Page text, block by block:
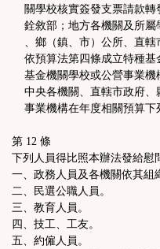
關學校核實簽發支票請款轉
銓敘部；地方各機關及所屬
、鄉（鎮、市）公所、直轄
依預算法第四條成立特種基
基金機關學校或公營事業機
中央各機關、直轄市政府、
事業機構在年度相關預算下
第 12 條
下列人員得比照本辦法發給慰
一、政務人員及各機關依其組
二、民選公職人員。
三、教育人員。
四、技工、工友。
五、約僱人員。